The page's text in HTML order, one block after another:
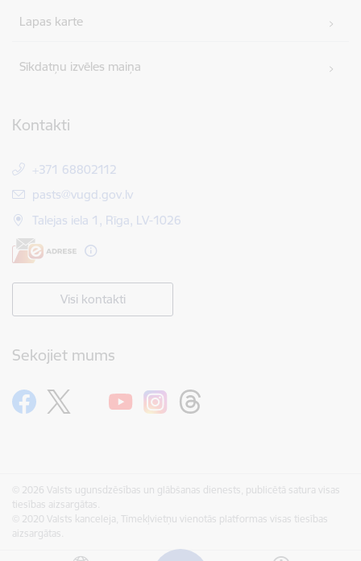
Lapas karte
Sīkdatņu izvēles maiņa
Kontakti
+371 68802112
E-pasts:
pasts@vugd.gov.lv
Talejas iela 1, Rīga, LV-1026
Visi kontakti
Sekojiet mums
© 2026 Valsts ugunsdzēsības un glābšanas dienests, publicētā satura visas
tiesības aizsargātas.
© 2020 Valsts kanceleja, Tīmekļvietņu vienotās platformas visas tiesības
aizsargātas.